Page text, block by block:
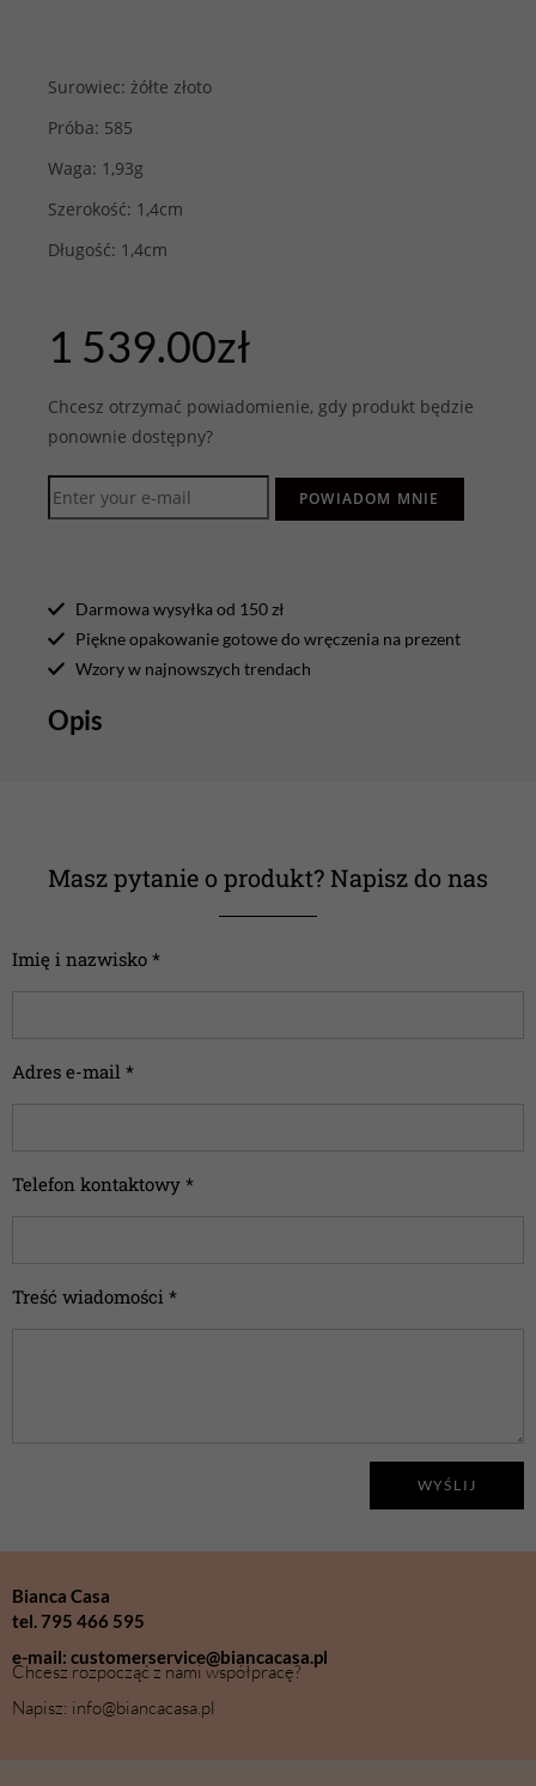
Surowiec: żółte złoto
Próba: 585
Waga: 1,93g
Szerokość: 1,4cm
Długość: 1,4cm
1 539.00zł
Chcesz otrzymać powiadomienie, gdy produkt będzie
ponownie dostępny?
POWIADOM MNIE
Darmowa wysyłka od 150 zł
Piękne opakowanie gotowe do wręczenia na prezent
Wzory w najnowszych trendach
Opis
Masz pytanie o produkt? Napisz do nas
Imię i nazwisko *
Adres e-mail *
Telefon kontaktowy *
Treść wiadomości *
WYŚLIJ
Bianca Casa
tel. 795 466 595
e-mail: customerservice@biancacasa.pl
Chcesz rozpocząć z nami współpracę?
Napisz: info@biancacasa.pl